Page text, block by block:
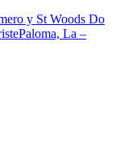
y St Woods Do
Paloma, La –